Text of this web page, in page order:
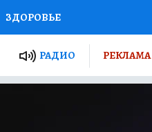
ЗДОРОВЬЕ
РОССИИ
ПУТЕВОДИТЕЛЬ
РАДИО РЕКЛАМА